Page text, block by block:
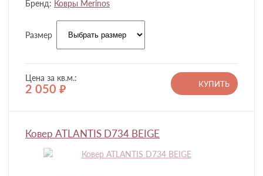
Бренд: Ковры Merinos
Размер
Цена за кв.м.:
2 050 руб.
КУПИТЬ
Ковер ATLANTIS D734 BEIGE